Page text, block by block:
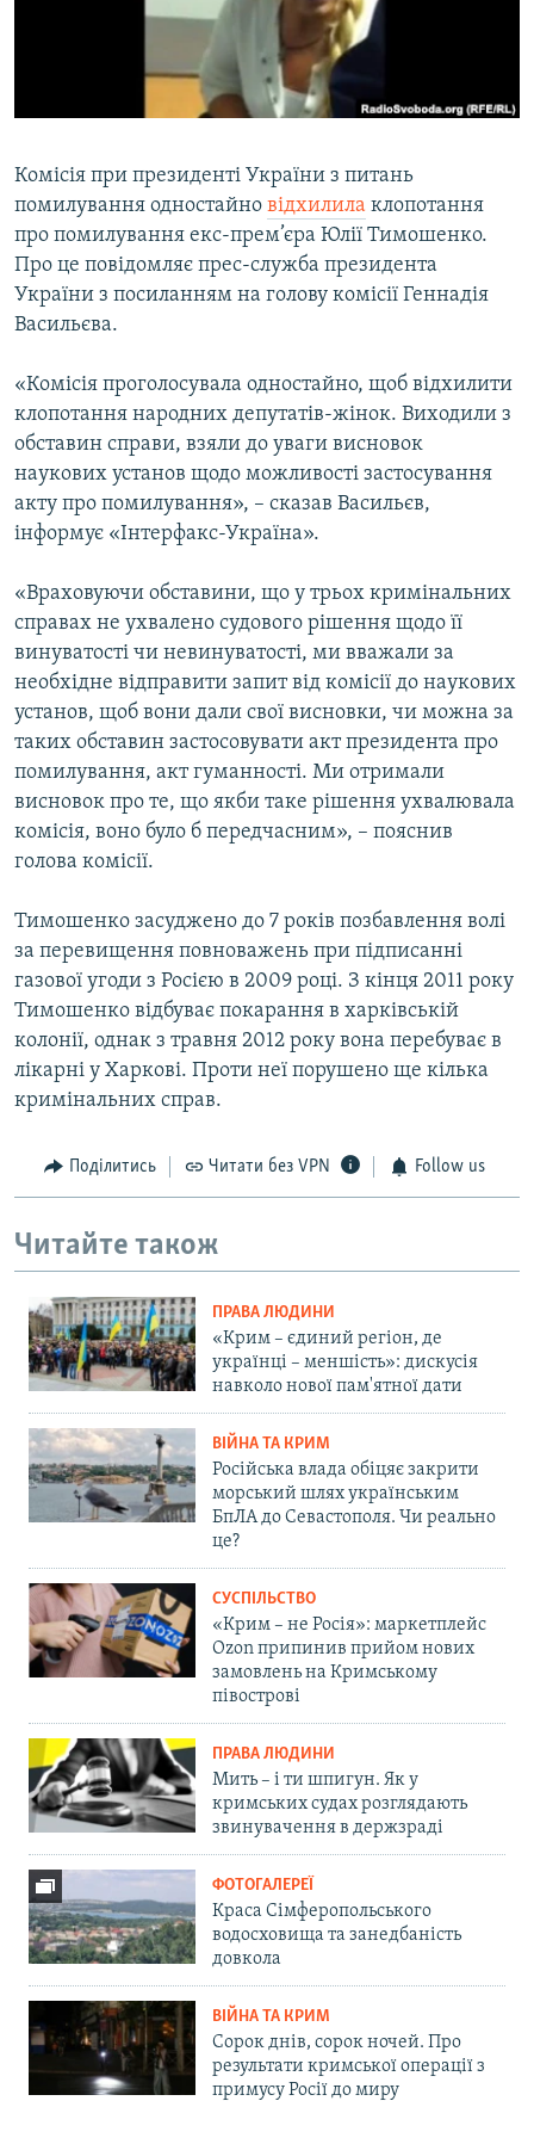
ВІДЕОУРОКИ «ELIFBE»
УКРАЇНСЬКА ПРОБЛЕМА КРИМУ
Усі сайти RFE/RL
Комісія при президенті України з питань
помилування одностайно відхилила клопотання
про помилування екс-прем’єра Юлії Тимошенко.
Про це повідомляє прес-служба президента
України з посиланням на голову комісії Геннадія
Васильєва.
«Комісія проголосувала одностайно, щоб відхилити
клопотання народних депутатів-жінок. Виходили з
обставин справи, взяли до уваги висновок
наукових установ щодо можливості застосування
акту про помилування», – сказав Васильєв,
інформує «Інтерфакс-Україна».
«Враховуючи обставини, що у трьох кримінальних
справах не ухвалено судового рішення щодо її
винуватості чи невинуватості, ми вважали за
необхідне відправити запит від комісії до наукових
установ, щоб вони дали свої висновки, чи можна за
таких обставин застосовувати акт президента про
помилування, акт гуманності. Ми отримали
висновок про те, що якби таке рішення ухвалювала
комісія, воно було б передчасним», – пояснив
голова комісії.
Тимошенко засуджено до 7 років позбавлення волі
за перевищення повноважень при підписанні
газової угоди з Росією в 2009 році. З кінця 2011 року
Тимошенко відбуває покарання в харківській
колонії, однак з травня 2012 року вона перебуває в
лікарні у Харкові. Проти неї порушено ще кілька
кримінальних справ.
Поділитись Читати без VPN Follow us
Читайте також
ПРАВА ЛЮДИНИ
«Крим – єдиний регіон, де
українці – меншість»: дискусія
навколо нової пам'ятної дати
ВІЙНА ТА КРИМ
Російська влада обіцяє закрити
морський шлях українським
БпЛА до Севастополя. Чи реально
це?
СУСПІЛЬСТВО
«Крим – не Росія»: маркетплейс
Ozon припинив прийом нових
замовлень на Кримському
півострові
ПРАВА ЛЮДИНИ
Мить – і ти шпигун. Як у
кримських судах розглядають
звинувачення в держзраді
ФОТОГАЛЕРЕЇ
Краса Сімферопольського
водосховища та занедбаність
довкола
ВІЙНА ТА КРИМ
Сорок днів, сорок ночей. Про
результати кримської операції з
примусу Росії до миру